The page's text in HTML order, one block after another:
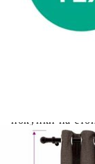
Когато
поръчката Ви
разполагате с
покупки на
Плащане на 6
разпределя в
покупки на